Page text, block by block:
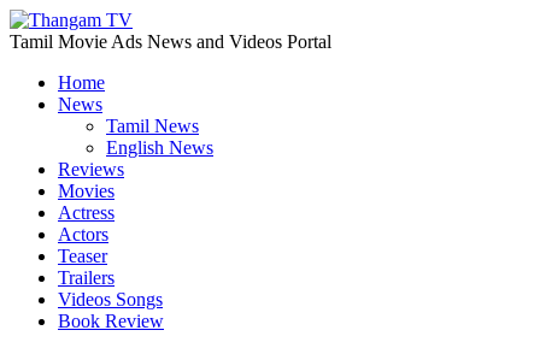
Tamil Movie Ads News and Videos Portal
Home
News
Tamil News
English News
Reviews
Movies
Actress
Actors
Teaser
Trailers
Videos Songs
Book Review